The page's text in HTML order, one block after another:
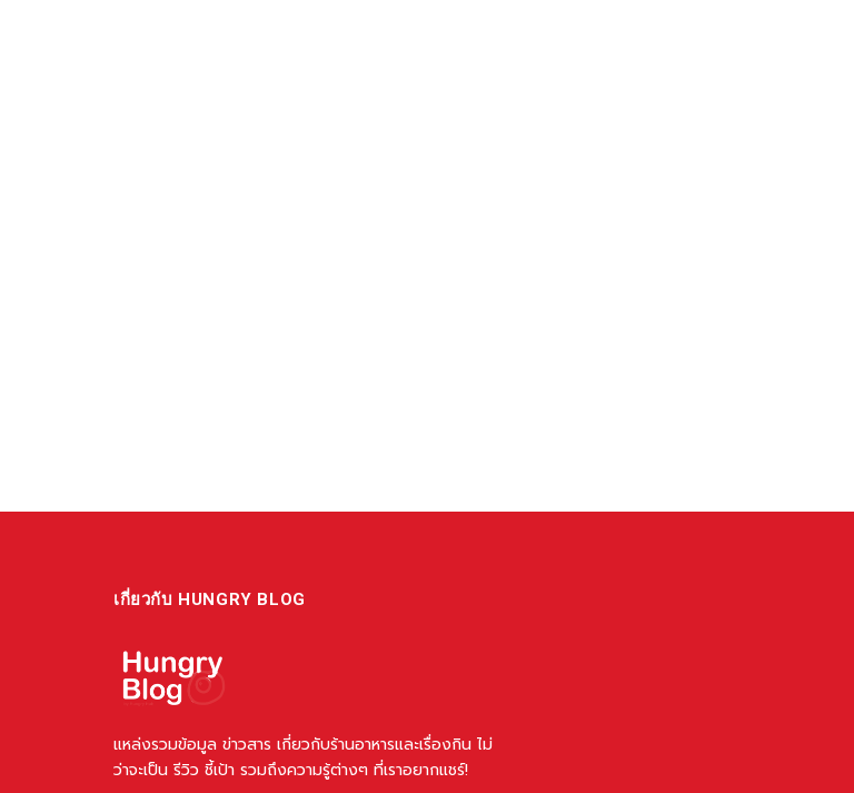
เกี่ยวกับ HUNGRY BLOG
แหล่งรวมข้อมูล ข่าวสาร เกี่ยวกับร้านอาหารและเรื่องกิน ไม่
ว่าจะเป็น รีวิว ชี้เป้า รวมถึงความรู้ต่างๆ ที่เราอยากแชร์!